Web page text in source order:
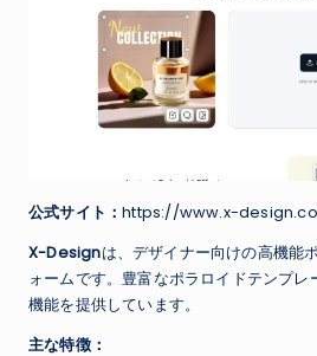
公式サイト：https://www.x-
X-Designは、デザイナー向けの高機能
ォームです。豊富なポラロイドテンプ
機能を提供しています。
主な特徴：